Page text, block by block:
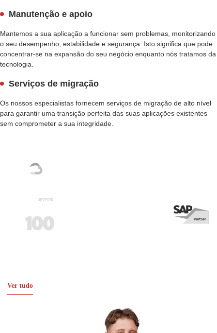
Manutenção e apoio
Mantemos a sua aplicação a funcionar sem problemas, monitorizando
o seu desempenho, estabilidade e segurança. Isto significa que pode
concentrar-se na expansão do seu negócio enquanto nós tratamos da
tecnologia.
Serviços de migração
Os nossos especialistas fornecem serviços de migração de alto nível
para garantir uma transição perfeita das suas aplicações existentes
sem comprometer a sua integridade.
Ver tudo